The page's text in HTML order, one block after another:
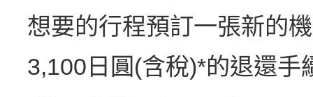
想要的行程預訂一張新的
3,100日圓(含稅)*的退還手